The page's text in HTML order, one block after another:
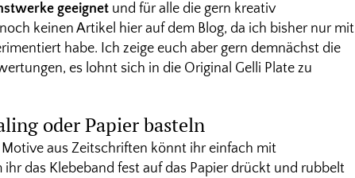
geeignet und für alle die gern kreativ
keinen Artikel hier auf dem Blog, da ich bisher nur mit
habe. Ich zeige euch aber gern demnächst die
es lohnt sich in die Original Gelli Plate zu
oder Papier basteln
aus Zeitschriften könnt ihr einfach mit
ihr das Klebeband fest auf das Papier drückt und rubbelt